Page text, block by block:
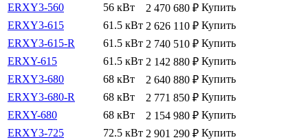
ERXY3-560
56 кВт 2 470 680 ₽ Купить
ERXY3-615
61.5 кВт 2 626 110 ₽ Купить
ERXY3-615-R
61.5 кВт 2 740 510 ₽ Купить
ERXY-615
61.5 кВт 2 142 880 ₽ Купить
ERXY3-680
68 кВт 2 640 880 ₽ Купить
ERXY3-680-R
68 кВт 2 771 850 ₽ Купить
ERXY-680
68 кВт 2 154 980 ₽ Купить
ERXY3-725
72.5 кВт 2 901 290 ₽ Купить